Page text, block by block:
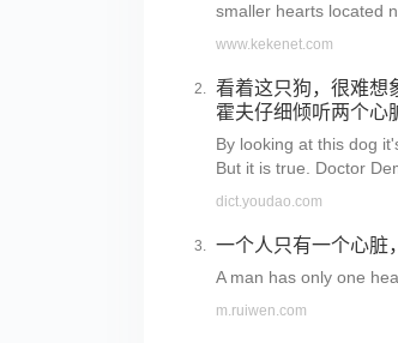
smaller hearts located
www.kekenet.com
看着这只狗，很难想
霍夫仔细倾听两个心
By looking at this dog
But it is true. Doctor
dict.youdao.com
一个人只有一个心脏
A man has only one
m.ruiwen.com